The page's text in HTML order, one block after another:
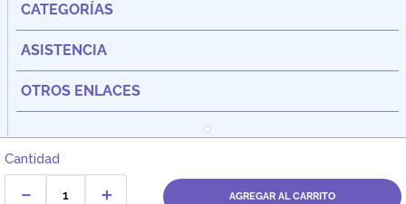
Cantidad
＋
－ AGREGAR AL CARRITO
CATEGORÍAS
ASISTENCIA
OTROS ENLACES